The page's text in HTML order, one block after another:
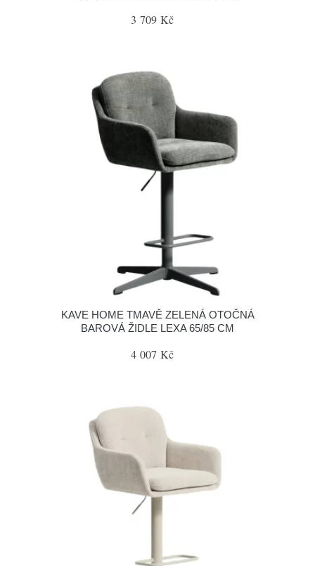
3 709 Kč
KAVE HOME TMAVĚ ZELENÁ OTOČNÁ
BAROVÁ ŽIDLE LEXA 65/85 CM
4 007 Kč